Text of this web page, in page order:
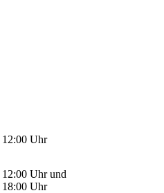
12:00 Uhr
Uhr und
18:00 Uhr